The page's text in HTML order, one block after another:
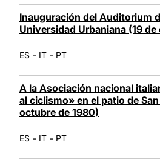
Inauguración del Auditorium
Universidad Urbaniana (19
ES - IT - PT
A la Asociación nacional
al ciclismo» en el patio de
octubre de 1980)
ES - IT - PT